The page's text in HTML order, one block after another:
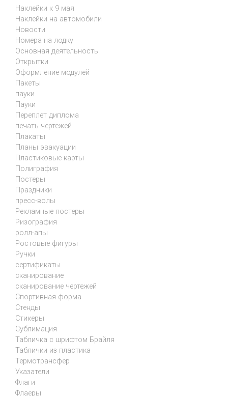
Наклейки к 9 мая
Наклейки на автомобили
Новости
Номера на лодку
Основная деятельность
Открытки
Оформление модулей
Пакеты
пауки
Пауки
Переплет диплома
печать чертежей
Плакаты
Планы эвакуации
Пластиковые карты
Полиграфия
Постеры
Праздники
пресс-волы
Рекламные постеры
Ризография
ролл-апы
Ростовые фигуры
Ручки
сертификаты
сканирование
сканирование чертежей
Спортивная форма
Стенды
Стикеры
Сублимация
Табличка с шрифтом Брайля
Таблички из пластика
Термотрансфер
Указатели
Флаги
Флаеры